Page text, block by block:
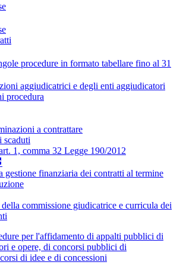
procedure in formato tabellare fino al 31
aggiudicatrici e degli enti aggiudicatori
procedura
a contrattare
scaduti
1, comma 32 Legge 190/2012
gestione finanziaria dei contratti al termine
commissione giudicatrice e curricula dei
per l'affidamento di appalti pubblici di
e opere, di concorsi pubblici di
di idee e di concessioni